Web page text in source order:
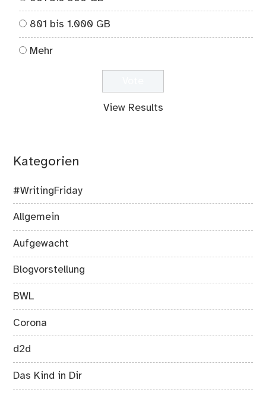
801 bis 1.000 GB
Mehr
View Results
Kategorien
#WritingFriday
Allgemein
Aufgewacht
Blogvorstellung
BWL
Corona
d2d
Das Kind in Dir